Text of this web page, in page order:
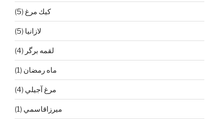
كيك مرغ (5)
لازانيا (5)
لقمه برگر (4)
ماه رمضان (1)
مرغ آجيلي (4)
ميرزاقاسمي (1)